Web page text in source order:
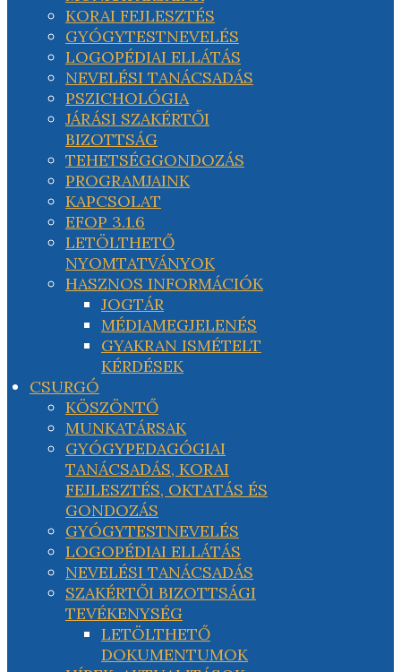
KORAI FEJLESZTÉS
GYÓGYTESTNEVELÉS
LOGOPÉDIAI ELLÁTÁS
NEVELÉSI TANÁCSADÁS
PSZICHOLÓGIA
JÁRÁSI SZAKÉRTŐI
BIZOTTSÁG
TEHETSÉGGONDOZÁS
PROGRAMJAINK
KAPCSOLAT
EFOP 3.1.6
LETÖLTHETŐ
NYOMTATVÁNYOK
HASZNOS INFORMÁCIÓK
JOGTÁR
MÉDIAMEGJELENÉS
GYAKRAN ISMÉTELT
KÉRDÉSEK
CSURGÓ
KÖSZÖNTŐ
MUNKATÁRSAK
GYÓGYPEDAGÓGIAI
TANÁCSADÁS, KORAI
FEJLESZTÉS, OKTATÁS ÉS
GONDOZÁS
GYÓGYTESTNEVELÉS
LOGOPÉDIAI ELLÁTÁS
NEVELÉSI TANÁCSADÁS
SZAKÉRTŐI BIZOTTSÁGI
TEVÉKENYSÉG
LETÖLTHETŐ
DOKUMENTUMOK